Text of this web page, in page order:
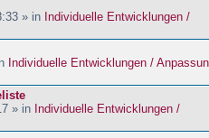
» in Individuelle Entwicklungen /
Individuelle Entwicklungen /
» in Individuelle Entwicklungen /